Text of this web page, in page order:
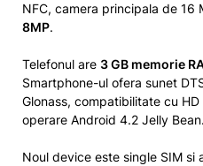
NFC, camera principala de 16
8MP.
Telefonul are 3 GB memorie
Smartphone-ul ofera sunet
Glonass, compatibilitate cu
operare Android 4.2 Jelly Bean.
Noul device este single SIM si